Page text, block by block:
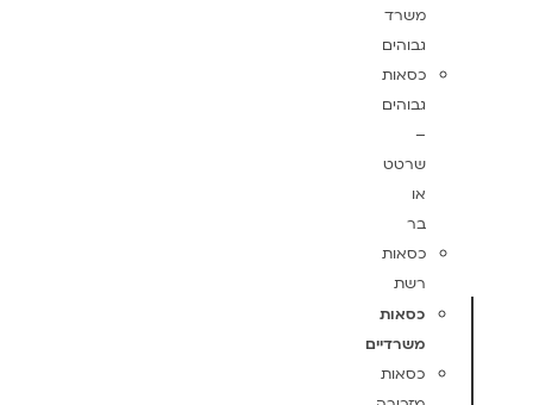
משרד
גבוהים
כסאות
גבוהים
–
שרטט
או
בר
כסאות
רשת
כסאות
משרדיים
כסאות